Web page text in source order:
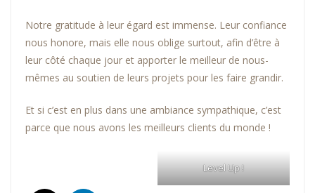
Notre gratitude à leur égard est immense. Leur confiance
nous honore, mais elle nous oblige surtout, afin d’être à
leur côté chaque jour et apporter le meilleur de nous-
mêmes au soutien de leurs projets pour les faire grandir.
Et si c’est en plus dans une ambiance sympathique, c’est
parce que nous avons les meilleurs clients du monde !
Level Up !